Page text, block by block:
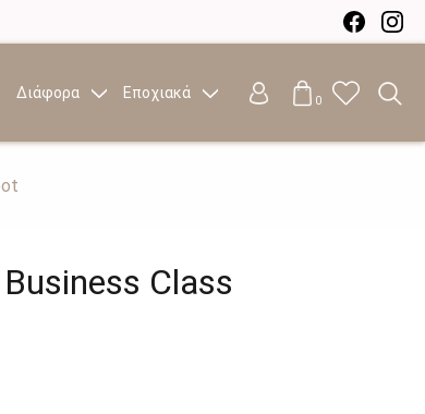
Διάφορα Εποχιακά 0
Class